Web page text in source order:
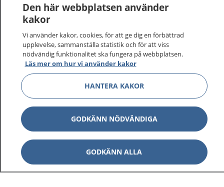
1177 på flera språk
Om 1177
Kontakt
Behandling av personuppgifter
Hantering av kakor
Inställningar för kakor
Den här webbplatsen använder
kakor
Vi använder kakor, cookies, för att ge dig en förbättrad
upplevelse, sammanställa statistik och för att viss
nödvändig funktionalitet ska fungera på webbplatsen.
Läs mer om hur vi använder kakor
HANTERA KAKOR
GODKÄNN NÖDVÄNDIGA
GODKÄNN ALLA